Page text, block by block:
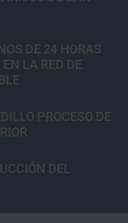
DE 24 HORAS
LA RED DE
PROCESO DE
DEL